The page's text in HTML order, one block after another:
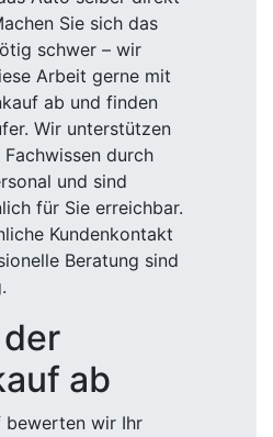
Sie sich das
schwer – wir
Arbeit gerne mit
ab und finden
Wir unterstützen
durch
und sind
für Sie erreichbar.
Kundenkontakt
Beratung sind
ab
bewerten wir Ihr